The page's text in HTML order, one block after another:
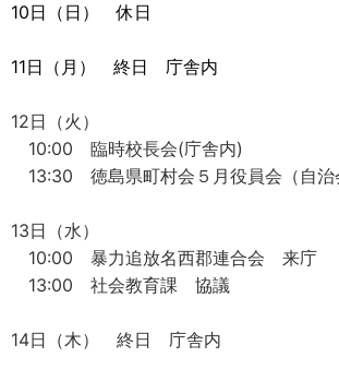
10日（日） 休日
11日（月） 終日 庁舎内
12日（火）
10:00 臨時校長会(庁舎内)
13:30 徳島県町村会５月役員会（自治
13日（水）
10:00 暴力追放名西郡連合会 来庁
13:00 社会教育課 協議
14日（木） 終日 庁舎内